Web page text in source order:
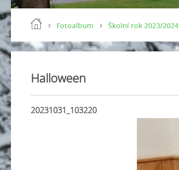
Fotoalbum Školní rok 2023/2024
Halloween
20231031_103220